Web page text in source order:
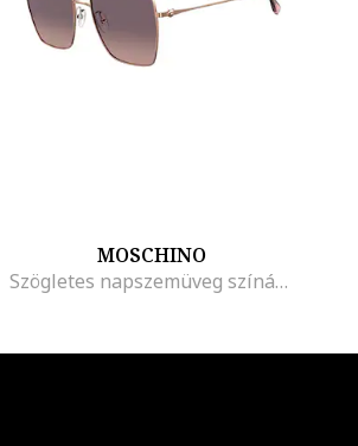
MOSCHINO
Szögletes napszemüveg színátmenetes lencsékkel